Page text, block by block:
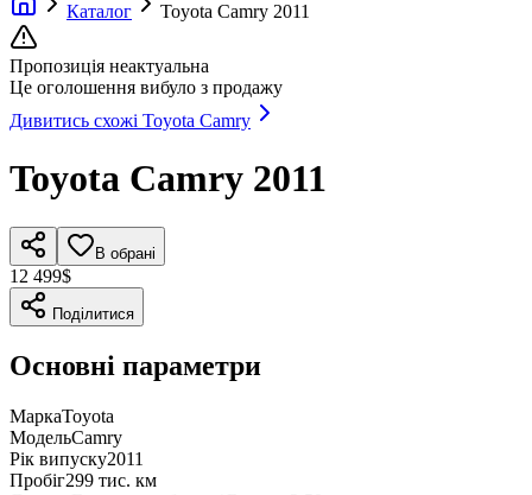
Каталог
Toyota Camry 2011
Пропозиція неактуальна
Це оголошення вибуло з продажу
Дивитись схожі Toyota Camry
Toyota Camry 2011
В обрані
12 499$
Поділитися
Основні параметри
МаркаToyota
МодельCamry
Рік випуску2011
Пробіг299 тис. км